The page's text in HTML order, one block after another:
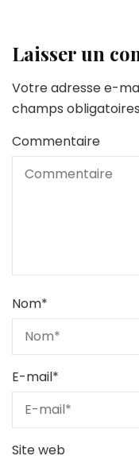
Laisser un
Votre adresse e-
champs
Commentaire
Nom*
E-mail*
Site web